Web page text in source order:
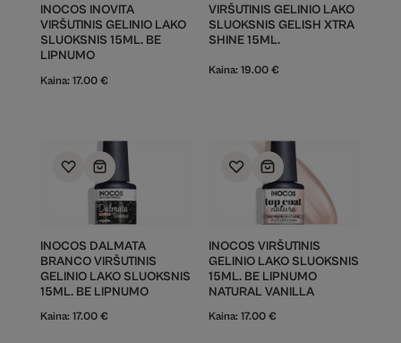
INOCOS INOVITA
VIRŠUTINIS GELINIO LAKO
SLUOKSNIS 15ML. BE
LIPNUMO
Kaina: 17.00 €
VIRŠUTINIS GELINIO LAKO
SLUOKSNIS GELISH XTRA
SHINE 15ML.
Kaina: 19.00 €
INOCOS DALMATA
BRANCO VIRŠUTINIS
GELINIO LAKO SLUOKSNIS
15ML. BE LIPNUMO
Kaina: 17.00 €
INOCOS VIRŠUTINIS
GELINIO LAKO SLUOKSNIS
15ML. BE LIPNUMO
NATURAL VANILLA
Kaina: 17.00 €